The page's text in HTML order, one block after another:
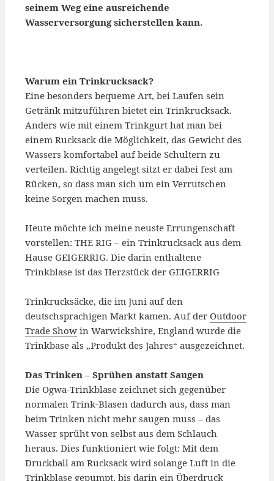
seinem Weg eine ausreichende
Wasserversorgung sicherstellen kann.
Warum ein Trinkrucksack?
Eine besonders bequeme Art, bei Laufen sein
Getränk mitzuführen bietet ein Trinkrucksack.
Anders wie mit einem Trinkgurt hat man bei
einem Rucksack die Möglichkeit, das Gewicht des
Wassers komfortabel auf beide Schultern zu
verteilen. Richtig angelegt sitzt er dabei fest am
Rücken, so dass man sich um ein Verrutschen
keine Sorgen machen muss.
Heute möchte ich meine neuste Errungenschaft
vorstellen: THE RIG – ein Trinkrucksack aus dem
Hause GEIGERRIG. Die darin enthaltene
Trinkblase ist das Herzstück der GEIGERRIG
Trinkrucksäcke, die im Juni auf den
deutschsprachigen Markt kamen. Auf derOutdoor
Trade Show in Warwickshire, England wurde die
Trinkbase als „Produkt des Jahres“ ausgezeichnet.
Das Trinken – Sprühen anstatt Saugen
Die Ogwa-Trinkblase zeichnet sich gegenüber
normalen Trink-Blasen dadurch aus, dass man
beim Trinken nicht mehr saugen muss – das
Wasser sprüht von selbst aus dem Schlauch
heraus. Dies funktioniert wie folgt: Mit dem
Druckball am Rucksack wird solange Luft in die
Trinkblase gepumpt, bis darin ein Überdruck